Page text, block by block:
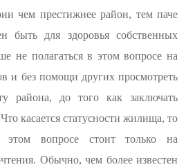
чем престижнее район, тем паче
быть для здоровья собственных
не полагаться в этом вопросе на
и без помощи других просмотреть
района, до того как заключать
касается статусности жилища, то
этом вопросе стоит только на
Обычно, чем более известен